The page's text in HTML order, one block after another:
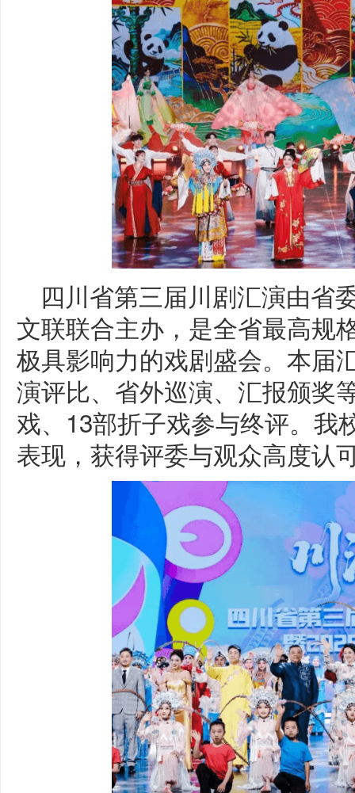
四川省第三届川剧汇演由省
文联联合主办，是全省最高规
极具影响力的戏剧盛会。本届
演评比、省外巡演、汇报颁奖
戏、13部折子戏参与终评。我
表现，获得评委与观众高度认